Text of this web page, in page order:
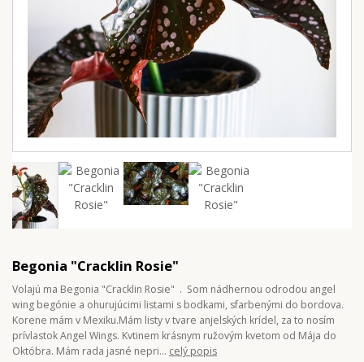
Begonia "Cracklin Rosie"
Volajú ma Begonia "Cracklin Rosie" . Som nádhernou odrodou angel
wing begónie a ohurujúcimi listami s bodkami, sfarbenými do bordova.
Korene mám v Mexiku.Mám listy v tvare anjelských krídel, za to nosím
prívlastok Angel Wings. Kvtinem krásnym ružovým kvetom od Mája do
Októbra. Mám rada jasné nepri... celý popis